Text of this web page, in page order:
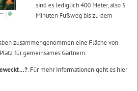
sind es lediglich 400 Meter, also 5
Minuten Fußweg bis zu dem
zusammengenommen eine Fläche von
für gemeinsames Gärtnern.
. Für mehr Informationen geht es hier